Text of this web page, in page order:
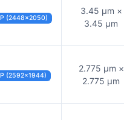
(2448×2050)
3.45 µm ×
3.45 µm
(2592×1944)
2.775 µm ×
2.775 µm